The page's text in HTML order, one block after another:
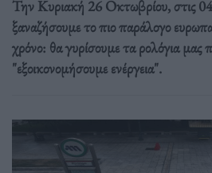
Την Κυριακή 26 Οκτωβρίου, στις
ξαναζήσουμε το πιο παράλογο
χρόνο: θα γυρίσουμε τα ρολόγια μας
"εξοικονομήσουμε ενέργεια".